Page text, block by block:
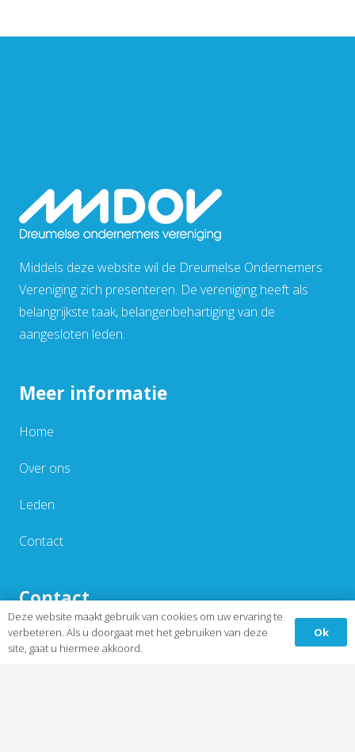
Middels deze website wil de Dreumelse Ondernemers
Vereniging zich presenteren. De vereniging heeft als
belangrijkste taak, belangenbehartiging van de
aangesloten leden.
Meer informatie
Home
Over ons
Leden
Contact
Contact
Nieuwstraat 20
6621 KV Dreumel
Deze website maakt gebruik van cookies om uw ervaring te
verbeteren. Als u doorgaat met het gebruiken van deze
site, gaat u hiermee akkoord.
Ok